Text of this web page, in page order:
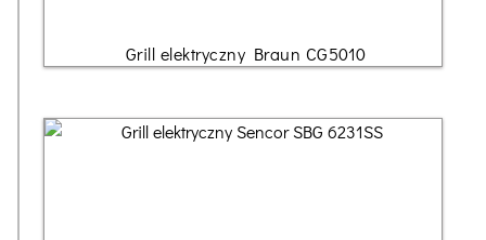
Grill elektryczny Braun CG5010